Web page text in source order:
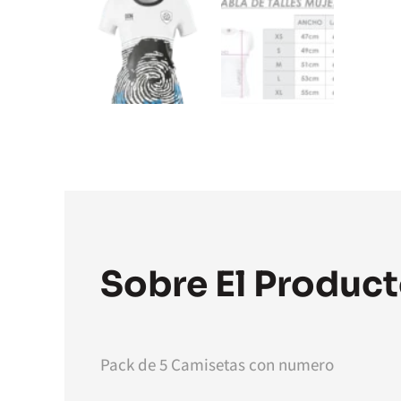
Sobre El
Pack de 5 Camisetas con numero